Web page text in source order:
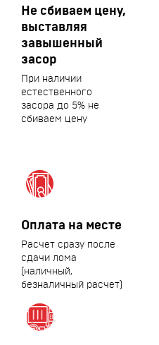
Не сбиваем цену,
выставляя
завышенный
засор
При наличии
естественного
засора до 5% не
сбиваем цену
Оплата на месте
Расчет сразу после
сдачи лома
(наличный,
безналичный расчет)